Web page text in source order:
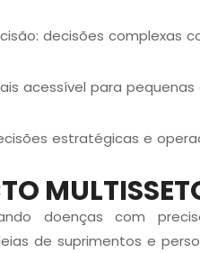
decisões complexas
acessível para
estratégicas e
doenças com
de suprimentos e